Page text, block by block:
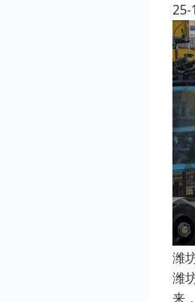
25-
潍
潍
来